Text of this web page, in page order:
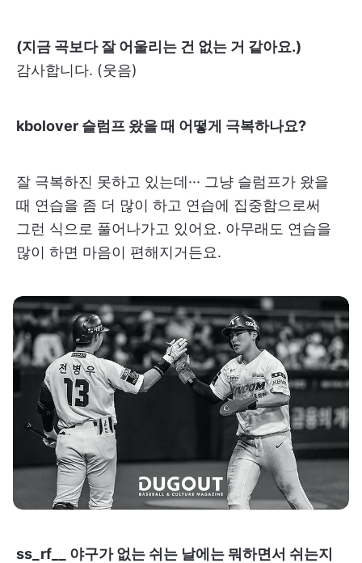
(지금 곡보다 잘 어울리는 건 없는 거 같아요.)
감사합니다. (웃음)
kbolover 슬럼프 왔을 때 어떻게 극복하나요?
잘 극복하진 못하고 있는데··· 그냥 슬럼프가 왔을
때 연습을 좀 더 많이 하고 연습에 집중함으로써
그런 식으로 풀어나가고 있어요. 아무래도 연습을
많이 하면 마음이 편해지거든요.
ss_rf__ 야구가 없는 쉬는 날에는 뭐하면서 쉬는지